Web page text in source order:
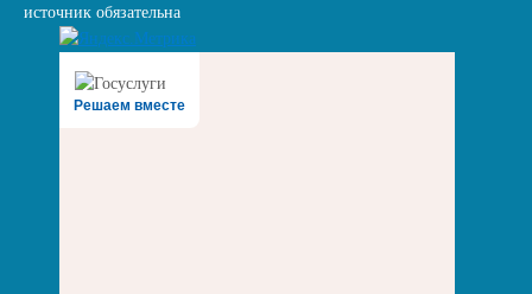
источник обязательна
Решаем вместе